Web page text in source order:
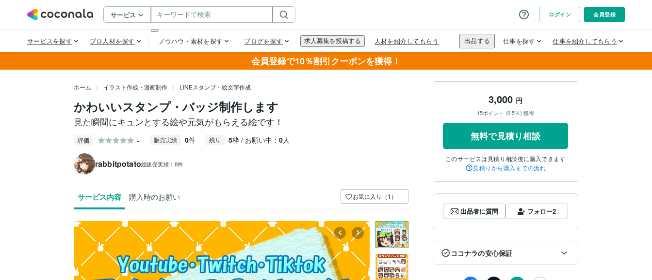
会員登録で10％割引クーポンを獲得！
ホーム イラスト作成・漫画制作 LINEスタンプ・絵文字作成
かわいいスタンプ・バッジ制作します
見た瞬間にキュンとする絵や元気がもらえる絵です！
評価 - 販売実績 0件 残り 5枠 / お願い中： 0人
rabbitpotato総販売実績： 0件
サービス内容 購入時のお願い お気に入り（1）
3,000 円
15ポイント (0.5％) 獲得
無料で見積り相談
このサービスは見積り相談後に購入できます
見積りから購入までの流れ
出品者に質問 フォロー2
ココナラの安心保証